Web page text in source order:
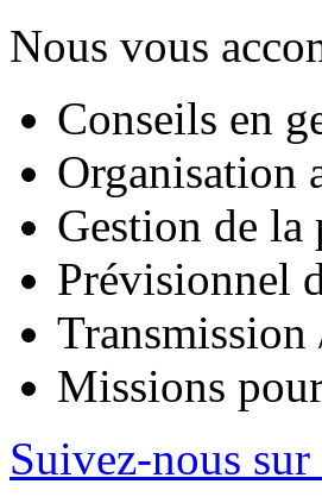
Nous vous
Conseils en
Organisation
Gestion de la
Prévisionnel
Transmission
Missions
Suivez-nous